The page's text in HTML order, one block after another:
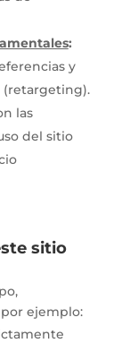
:
y
(retargeting).
las
del sitio
sitio
ejemplo: